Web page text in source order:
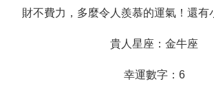
財不費力，多麼令人羨慕的運氣！還有
貴人星座：金牛座
幸運數字：6